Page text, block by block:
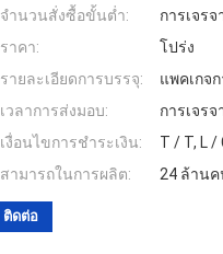
จำนวนสั่งซื้อขั้นต่ำ:
การเจรจ
ราคา:
โปร่ง
รายละเอียดการบรรจุ:
แพคเกจ
เวลาการส่งมอบ:
การเจรจ
เงื่อนไขการชำระเงิน:
T / T, L /
สามารถในการผลิต:
24 ล้าน
ติดต่อ